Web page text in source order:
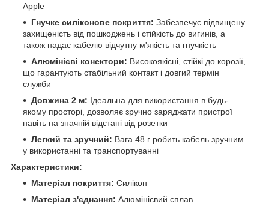
Apple
Гнучке силіконове покриття: Забезпечує підвищену
захищеність від пошкоджень і стійкість до вигинів, а
також надає кабелю відчутну м'якість та гнучкість
Алюмінієві конектори: Високоякісні, стійкі до корозії,
що гарантують стабільний контакт і довгий термін
служби
Довжина 2 м: Ідеальна для використання в будь-
якому просторі, дозволяє зручно заряджати пристрої
навіть на значній відстані від розетки
Легкий та зручний: Вага 48 г робить кабель зручним
у використанні та транспортуванні
Характеристики:
Матеріал покриття: Силікон
Матеріал з'єднання: Алюмінієвий сплав